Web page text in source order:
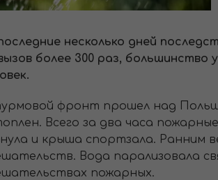
несколько дней
более 300 раз, большинство
фронт прошел над
Всего за два часа
и крыша спортзала. Ранним
Вода парализовала
пожарных.